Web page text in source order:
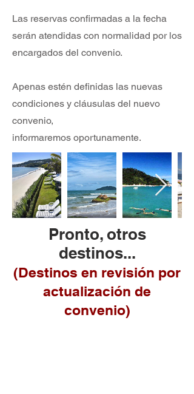
Las reservas confirmadas a la fecha
serán atendidas con normalidad por los
encargados del convenio.
Apenas estén definidas las nuevas
condiciones y cláusulas del nuevo
convenio,
informaremos oportunamente.
Pronto, otros
destinos...
(Destinos en revisión por
actualización de
convenio)